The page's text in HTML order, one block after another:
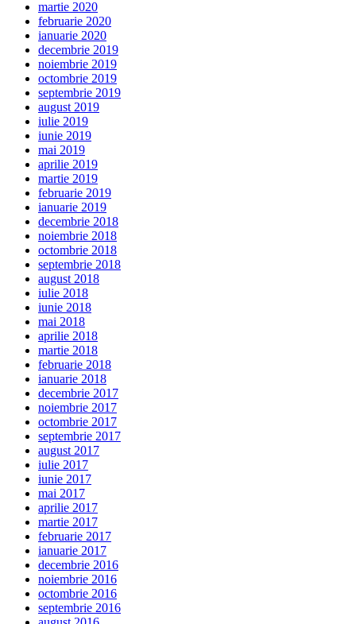
martie 2020
februarie 2020
ianuarie 2020
decembrie 2019
noiembrie 2019
octombrie 2019
septembrie 2019
august 2019
iulie 2019
iunie 2019
mai 2019
aprilie 2019
martie 2019
februarie 2019
ianuarie 2019
decembrie 2018
noiembrie 2018
octombrie 2018
septembrie 2018
august 2018
iulie 2018
iunie 2018
mai 2018
aprilie 2018
martie 2018
februarie 2018
ianuarie 2018
decembrie 2017
noiembrie 2017
octombrie 2017
septembrie 2017
august 2017
iulie 2017
iunie 2017
mai 2017
aprilie 2017
martie 2017
februarie 2017
ianuarie 2017
decembrie 2016
noiembrie 2016
octombrie 2016
septembrie 2016